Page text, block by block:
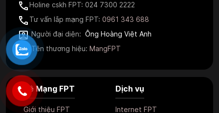
Holine cskh FPT: 024 7300 2222
Tư vấn lắp mạng FPT: 0961 343 688
Người đại diện: Ông Hoàng Việt Anh
Tên thương hiệu: MangFPT
Về Mạng FPT
Giới thiệu FPT
Dịch vụ
Internet FPT